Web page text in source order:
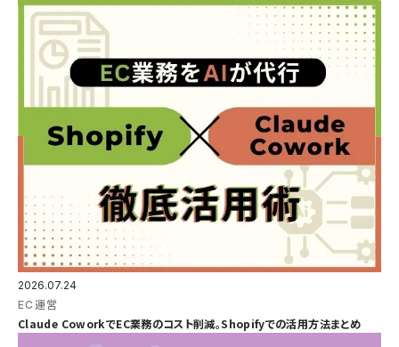
2026.07.24
EC運営
Claude CoworkでEC業務のコスト削減。Shopifyでの活用方法まとめ